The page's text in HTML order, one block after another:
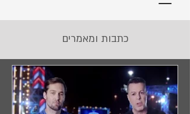
כתבות ומאמרים